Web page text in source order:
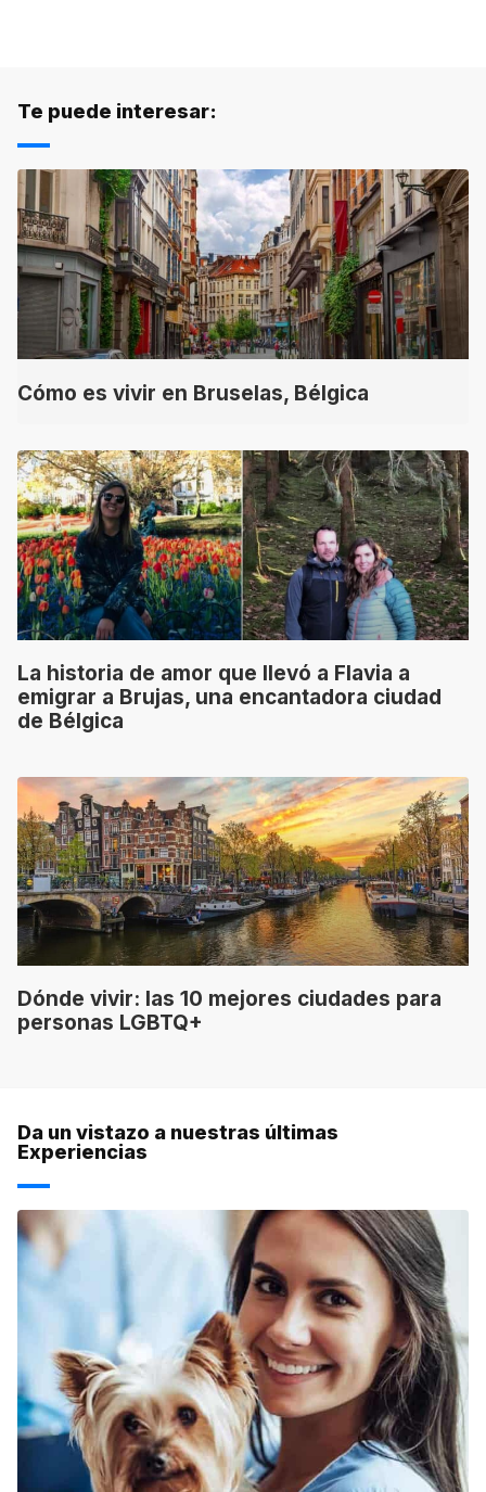
Te puede interesar:
Cómo es vivir en Bruselas, Bélgica
La historia de amor que llevó a Flavia a
emigrar a Brujas, una encantadora ciudad
de Bélgica
Dónde vivir: las 10 mejores ciudades para
personas LGBTQ+
Da un vistazo a nuestras últimas
Experiencias